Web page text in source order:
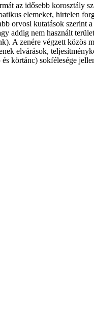
az idősebb korosztály
elemeket, hirtelen
orvosi kutatások szerint a
addig nem használt
A zenére végzett közös
elvárások,
körtánc) sokfélesége